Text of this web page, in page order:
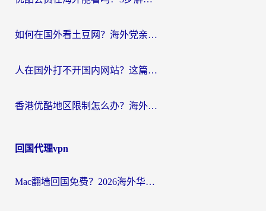
如何在国外看土豆网？海外党亲测有效的追剧加速器选择指南
人在国外打不开国内网站？这篇攻略帮你无缝解锁国内资源（附交管12123使用技巧）
香港优酷地区限制怎么办？海外党亲测有效的追剧解决方案
回国代理vpn
Mac翻墙回国免费？2026海外华人亲测：从CCTV5直播到国内APP，这样选加速器才靠谱